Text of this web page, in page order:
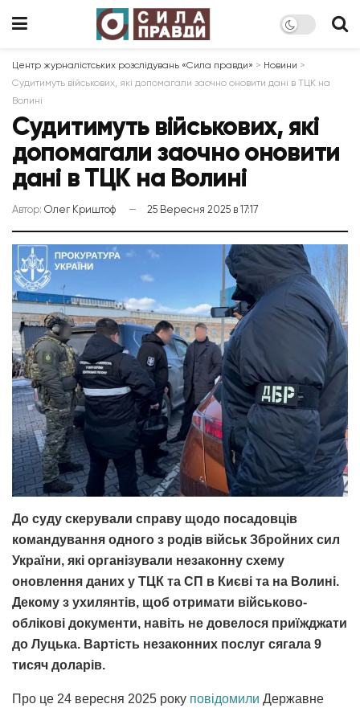
Центр журналістських розслідувань «Сила правди» > Новини >
Судитимуть військових, які допомагали заочно оновити дані в ТЦК на
Волині
Судитимуть військових, які
допомагали заочно оновити
дані в ТЦК на Волині
Автор: Олег Криштоф 25 Вересня 2025 в 17:17
До суду скерували справу щодо посадовців
командування одного з родів військ Збройних сил
України, які організували незаконну схему
оновлення даних у ТЦК та СП в Києві та на Волині.
Декому з ухилянтів, щоб отримати військово-
облікові документи, навіть не довелося приїжджати
до Луцька. Вартість незаконних послуг сягала 9
тисяч доларів.
Про це 24 вересня 2025 року повідомили Державне